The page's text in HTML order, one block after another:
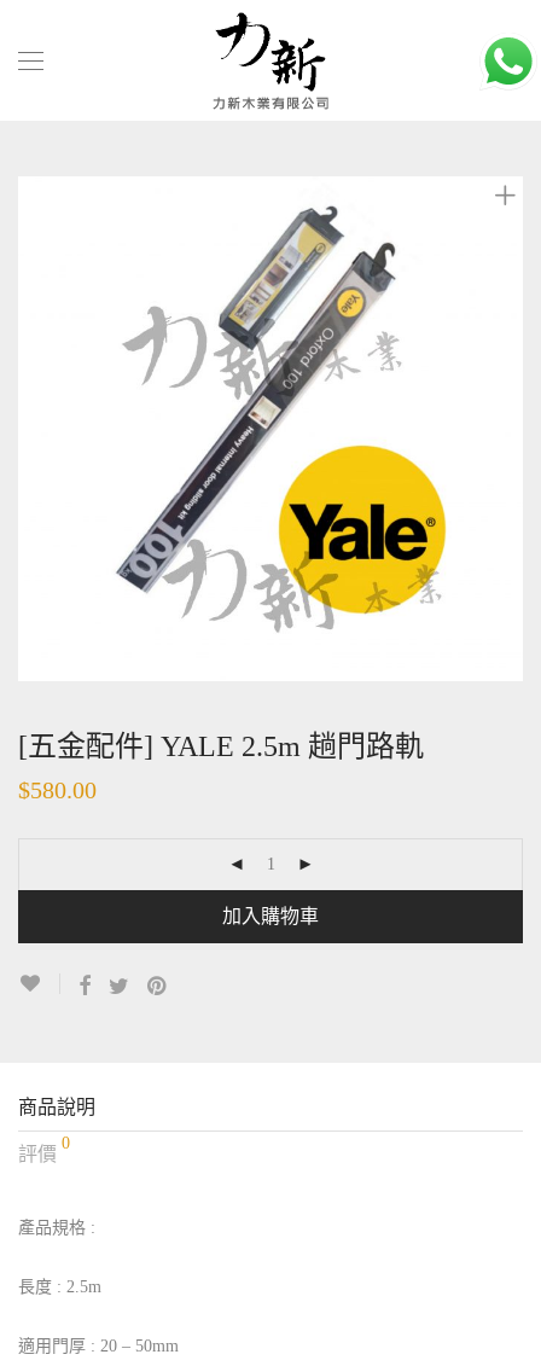
[五金配件] YALE 2.5m 趟門路軌
$580.00
加入購物車
商品說明
評價
0
產品規格 :
長度 : 2.5m
適用門厚 : 20 – 50mm